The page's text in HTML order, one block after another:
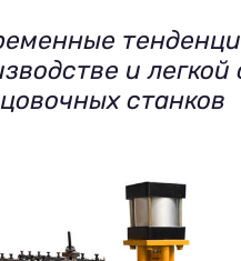
и легкой
станков